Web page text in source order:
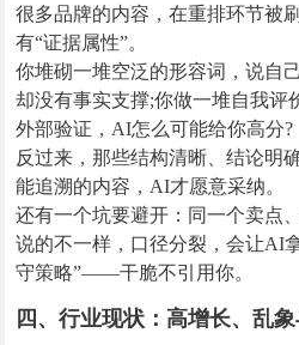
很多品牌的内容，在重排环节被
有“证据属性”。
你堆砌一堆空泛的形容词，说自
却没有事实支撑;你做一堆自我评
外部验证，AI怎么可能给你高分?
反过来，那些结构清晰、结论明
能追溯的内容，AI才愿意采纳。
还有一个坑要避开：同一个卖点
说的不一样，口径分裂，会让AI
守策略”——干脆不引用你。
四、行业现状：高增长、乱